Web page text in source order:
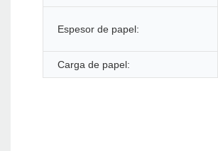
Espesor de papel:
Carga de papel: